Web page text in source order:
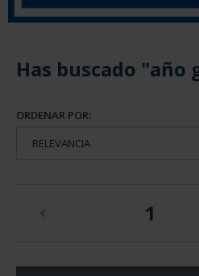
Has buscado "año
ORDENAR POR:
1